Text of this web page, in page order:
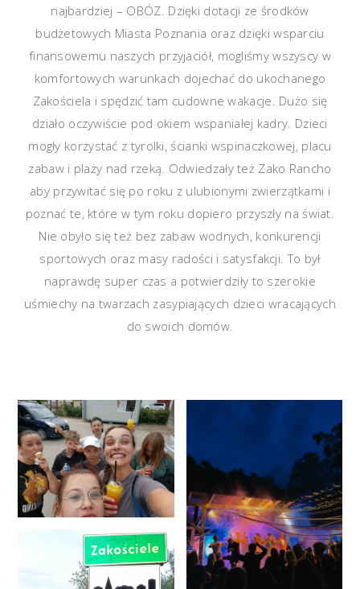
najbardziej – OBÓZ. Dzięki dotacji ze środków
budżetowych Miasta Poznania oraz dzięki wsparciu
finansowemu naszych przyjaciół, mogliśmy wszyscy w
komfortowych warunkach dojechać do ukochanego
Zakościela i spędzić tam cudowne wakacje. Dużo się
działo oczywiście pod okiem wspaniałej kadry. Dzieci
mogły korzystać z tyrolki, ścianki wspinaczkowej, placu
zabaw i plaży nad rzeką. Odwiedzały też Zako Rancho
aby przywitać się po roku z ulubionymi zwierzątkami i
poznać te, które w tym roku dopiero przyszły na świat.
Nie obyło się też bez zabaw wodnych, konkurencji
sportowych oraz masy radości i satysfakcji. To był
naprawdę super czas a potwierdziły to szerokie
uśmiechy na twarzach zasypiających dzieci wracających
do swoich domów.